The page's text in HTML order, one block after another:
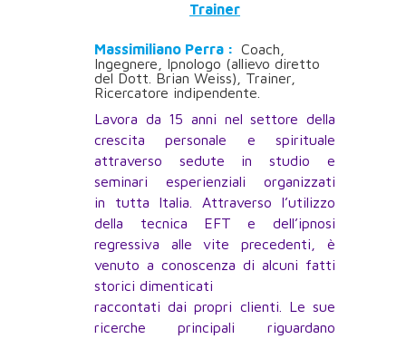
Trainer
Massimiliano Perra :Coach,
Ingegnere, Ipnologo (allievo diretto
del Dott. Brian Weiss), Trainer,
Ricercatore indipendente.
Lavora da 15 anni nel settore della
crescita personale e spirituale
attraverso sedute in studio e
seminari esperienziali organizzati
in tutta Italia. Attraverso l’utilizzo
della tecnica EFT e dell’ipnosi
regressiva alle vite precedenti, è
venuto a conoscenza di alcuni fatti
storici dimenticati
raccontati dai propri clienti. Le sue
ricerche principali riguardano